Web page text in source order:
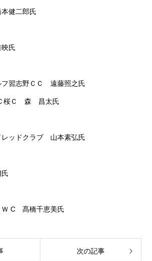
健二郎氏
氏
フ習志野ＣＣ 遠藤照之氏
桜Ｃ 森 昌太氏
レッドクラブ 山本素弘氏
Ｗ C 髙橋千恵美氏
次の記事